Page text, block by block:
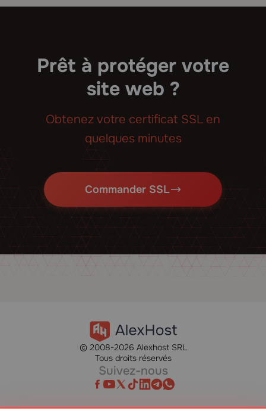
Prêt à protéger votre
site web ?
Obtenez votre certificat SSL en
quelques minutes
Commander SSL
© 2008-2026 Alexhost SRL
Tous droits réservés
Suivez-nous